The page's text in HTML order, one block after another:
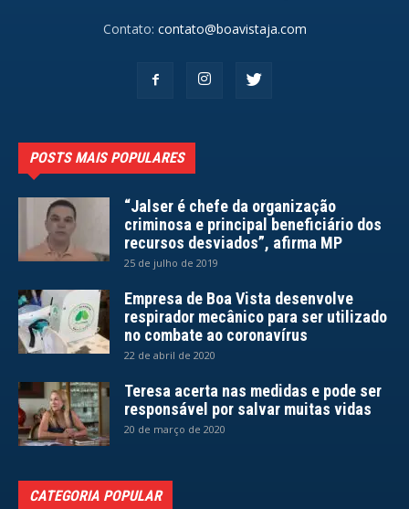
Contato: contato@boavistaja.com
POSTS MAIS POPULARES
“Jalser é chefe da organização
criminosa e principal beneficiário dos
recursos desviados”, afirma MP
25 de julho de 2019
Empresa de Boa Vista desenvolve
respirador mecânico para ser utilizado
no combate ao coronavírus
22 de abril de 2020
Teresa acerta nas medidas e pode ser
responsável por salvar muitas vidas
20 de março de 2020
CATEGORIA POPULAR